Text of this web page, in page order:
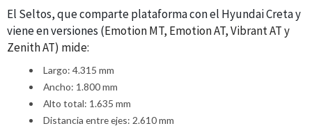
El Seltos, que comparte plataforma con el Hyundai Creta y
viene en versiones (Emotion MT, Emotion AT, Vibrant AT y
Zenith AT) mide:
Largo: 4.315 mm
Ancho: 1.800 mm
Alto total: 1.635 mm
Distancia entre ejes: 2.610 mm